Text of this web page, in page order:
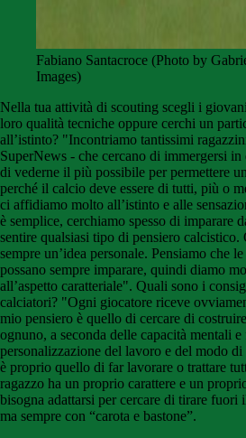
Fabiano Santacroce (Photo by
Images)
Nella tua attività di scouting scegli i
loro qualità tecniche oppure cerchi un
all’istinto? "Incontriamo tantissimi
SuperNews - che cercano di immergersi
di vederne il più possibile per permettere
perché il calcio deve essere di tutti, più o
ci affidiamo molto all’istinto e alle
è semplice, cerchiamo spesso di imparare
sentire qualsiasi tipo di pensiero
sempre un’idea personale. Pensiamo che
possano sempre imparare, quindi diamo
all’aspetto caratteriale". Quali sono i
calciatori? "Ogni giocatore riceve
mio pensiero è quello di cercare di
ognuno, a seconda delle capacità mentali
personalizzazione del lavoro e del modo
è proprio quello di far lavorare o trattare
ragazzo ha un proprio carattere e un
bisogna adattarsi per cercare di tirare
ma sempre con “carota e bastone”.